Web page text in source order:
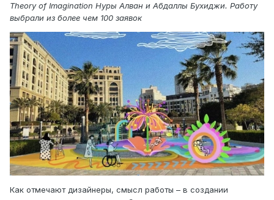
Theory of Imagination Нуры Алван и Абдаллы Бухиджи. Работу
выбрали из более чем 100 заявок
Как отмечают дизайнеры, смысл работы – в создании